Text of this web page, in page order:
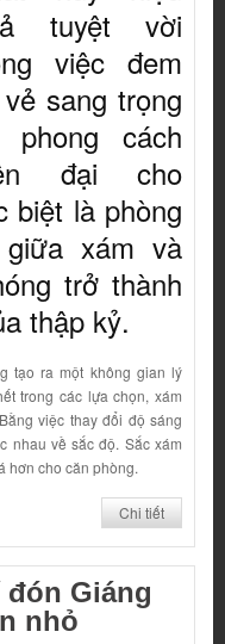
tuyệt vời
việc đem
sang trọng
phong cách
đại cho
biệt là phòng
xám và
trở thành
thập kỷ.
tạo ra một không gian lý
trong các lựa chọn, xám
việc thay đổi độ sáng
nhau về sắc độ. Sắc xám
hơn cho căn phòng.
Chi tiết
Giáng
nhỏ